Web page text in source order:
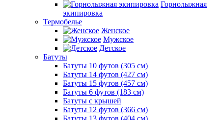
Горнолыжная
экипировка
Термобелье
Женское
Мужское
Детское
Батуты
Батуты 10 футов (305 см)
Батуты 14 футов (427 см)
Батуты 15 футов (457 см)
Батуты 6 футов (183 см)
Батуты с крышей
Батуты 12 футов (366 см)
Батуты 13 футов (404 см)